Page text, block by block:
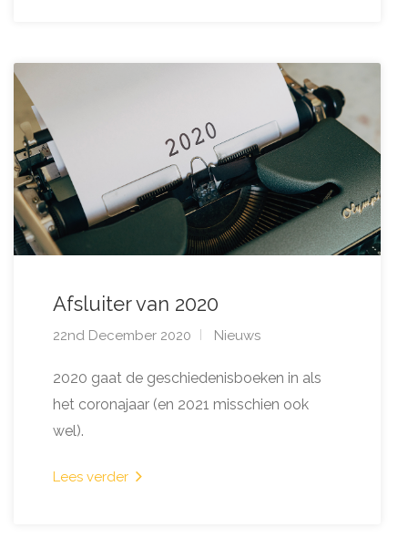
Afsluiter van 2020
22nd December 2020 Nieuws
2020 gaat de geschiedenisboeken in als
het coronajaar (en 2021 misschien ook
wel).
Lees verder